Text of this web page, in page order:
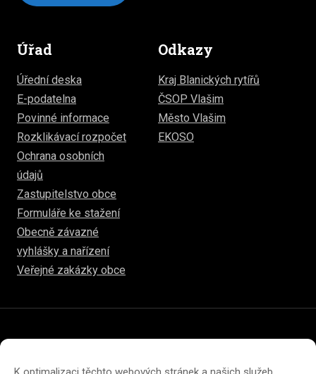
Úřad
Úřední deska
E-podatelna
Povinné informace
Rozklikávací rozpočet
Ochrana osobních
údajů
Zastupitelstvo obce
Formuláře ke stažení
Obecně závazné
vyhlášky a nařízení
Veřejné zakázky obce
Odkazy
Kraj Blanických rytířů
ČSOP Vlašim
Město Vlašim
EKOSO
Prohlášení o přístupnosti Prohlášení o ochraně soukromí